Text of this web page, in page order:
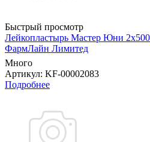
Быстрый просмотр
Лейкопластырь Мастер Юни
ФармЛайн Лимитед
Много
Артикул: KF-00002083
Подробнее